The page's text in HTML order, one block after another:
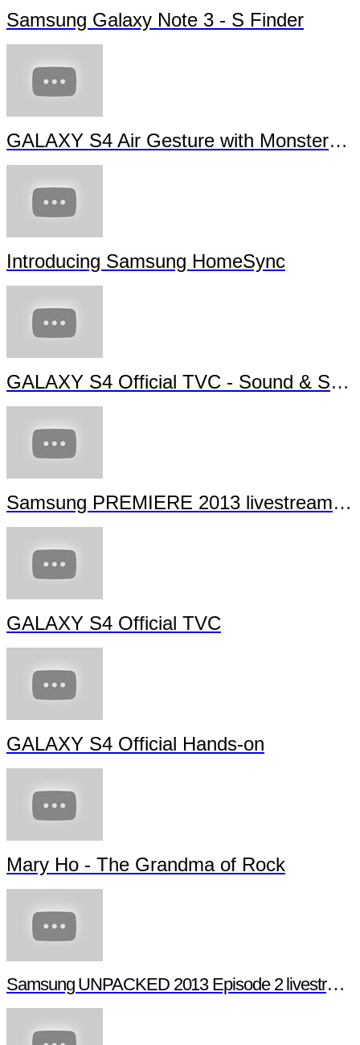
Samsung Galaxy Note 3 - S Finder
GALAXY S4 Air Gesture with Monsters University
Introducing Samsung HomeSync
GALAXY S4 Official TVC - Sound & Shot
Samsung PREMIERE 2013 livestream (full length)
GALAXY S4 Official TVC
GALAXY S4 Official Hands-on
Mary Ho - The Grandma of Rock
Samsung UNPACKED 2013 Episode 2 livestream (full length)